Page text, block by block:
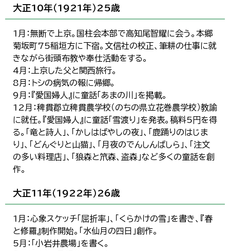
大正10年（1921年）25歳
1月：無断で上京。国柱会本部で高知尾智耀に会う。本郷
菊坂町75稲垣方に下宿。文信社の校正、筆耕の仕事に就
きながら街頭布教や奉仕活動をする。
4月：上京した父と関西旅行。
8月：トシの病気の報に帰郷。
9月：『愛国婦人』に童話「あまの川」を掲載。
12月：稗貫郡立稗貫農学校（のちの県立花巻農学校）教諭
に就任。『愛国婦人』に童話「雪渡り」を発表。稿料5円を得
る。「竜と詩人」、「かしはばやしの夜」、「鹿踊りのはじま
り」、「どんぐりと山猫」、「月夜のでんしんばしら」、「注文
の多い料理店」、「狼森と笊森、盗森」など多くの童話を創
作。
大正11年（1922年）26歳
1月：心象スケッチ「屈折率」、「くらかけの雪」を書き、『春
と修羅』制作開始。「水仙月の四日」創作。
5月：「小岩井農場」を書く。